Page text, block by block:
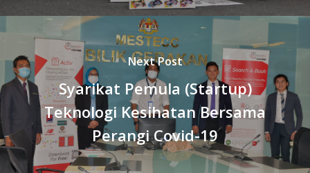
Next Post
Syarikat Pemula (Startup)
Teknologi Kesihatan Bersama
Perangi Covid-19